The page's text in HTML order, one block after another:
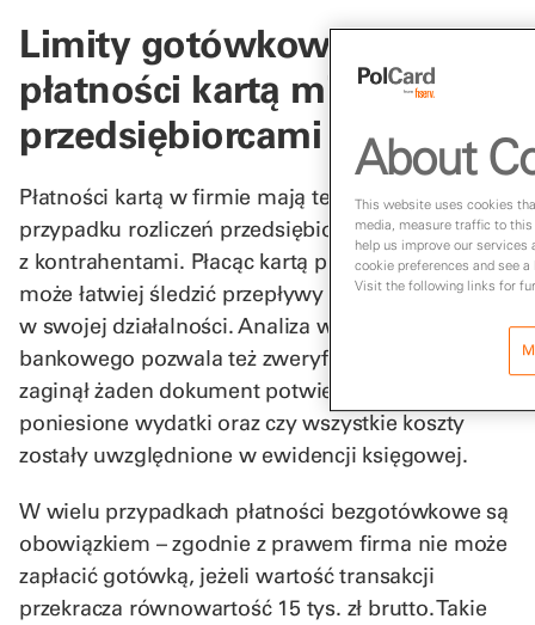
Limity gotówkowe i
płatności kartą między
przedsiębiorcami
Płatności kartą w firmie mają też szereg zalet w
przypadku rozliczeń przedsiębiorców
z kontrahentami. Płacąc kartą przedsiębiorca
może łatwiej śledzić przepływy pieniężne
w swojej działalności. Analiza wyciągu
bankowego pozwala też zweryfikować, czy nie
zaginął żaden dokument potwierdzający
poniesione wydatki oraz czy wszystkie koszty
zostały uwzględnione w ewidencji księgowej.
W wielu przypadkach płatności bezgotówkowe są
obowiązkiem – zgodnie z prawem firma nie może
zapłacić gotówką, jeżeli wartość transakcji
przekracza równowartość 15 tys. zł brutto. Takie
About
This website uses cookies
media, measure traffic to
help us improve our services
cookie preferences and see
Visit the following links for